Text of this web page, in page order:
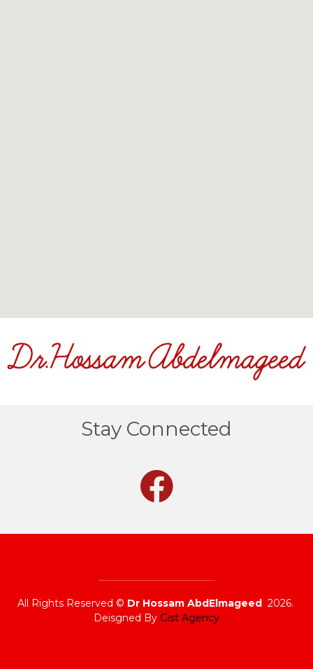
Stay Connected
All Rights Reserved © Dr Hossam AbdElmageed 2026.
Deisgned By Gist Agency